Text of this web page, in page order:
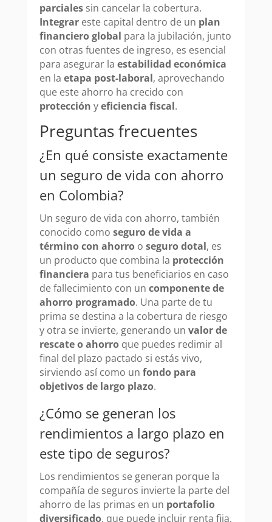
parcialessin cancelar la cobertura.
Integrareste capital dentro de un plan
financiero global para la jubilación, junto
con otras fuentes de ingreso, es esencial
para asegurar la estabilidad económica
en la etapa post-laboral, aprovechando
que este ahorro ha crecido con
protección yeficiencia fiscal.
Preguntas frecuentes
¿En qué consiste exactamente
un seguro de vida con ahorro
en Colombia?
Un seguro de vida con ahorro, también
conocido como seguro de vida a
término con ahorroo seguro dotal, es
un producto que combina la protección
financiera para tus beneficiarios en caso
de fallecimiento con un componente de
ahorro programado. Una parte de tu
prima se destina a la cobertura de riesgo
y otra se invierte, generando un valor de
rescate o ahorroque puedes redimir al
final del plazo pactado si estás vivo,
sirviendo así como un fondo para
objetivos de largo plazo.
¿Cómo se generan los
rendimientos a largo plazo en
este tipo de seguros?
Los rendimientos se generan porque la
compañía de seguros invierte la parte del
ahorro de las primas en un portafolio
diversificado, que puede incluir renta fija,